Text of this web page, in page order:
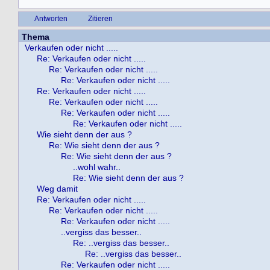
Antworten Zitieren
Thema
Verkaufen oder nicht .....
Re: Verkaufen oder nicht .....
Re: Verkaufen oder nicht .....
Re: Verkaufen oder nicht .....
Re: Verkaufen oder nicht .....
Re: Verkaufen oder nicht .....
Re: Verkaufen oder nicht .....
Re: Verkaufen oder nicht .....
Wie sieht denn der aus ?
Re: Wie sieht denn der aus ?
Re: Wie sieht denn der aus ?
..wohl wahr..
Re: Wie sieht denn der aus ?
Weg damit
Re: Verkaufen oder nicht .....
Re: Verkaufen oder nicht .....
Re: Verkaufen oder nicht .....
..vergiss das besser..
Re: ..vergiss das besser..
Re: ..vergiss das besser..
Re: Verkaufen oder nicht .....